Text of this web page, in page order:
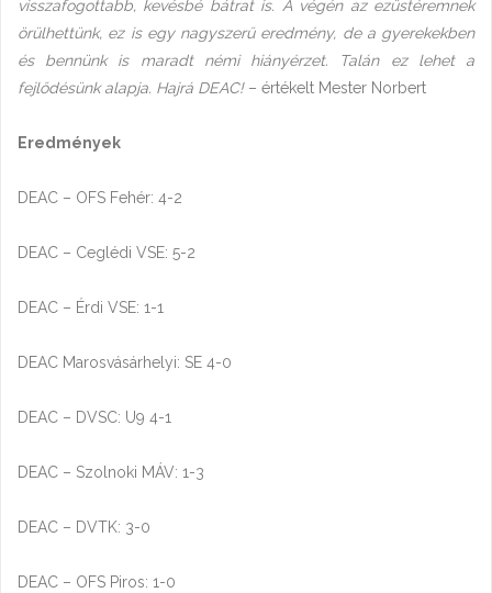
visszafogottabb, kevésbé bátrat is. A végén az ezüstéremnek
örülhettünk, ez is egy nagyszerű eredmény, de a gyerekekben
és bennünk is maradt némi hiányérzet. Talán ez lehet a
fejlődésünk alapja. Hajrá DEAC!– értékelt Mester Norbert
Eredmények
DEAC – OFS Fehér: 4-2
DEAC – Ceglédi VSE: 5-2
DEAC – Érdi VSE: 1-1
DEAC Marosvásárhelyi: SE 4-0
DEAC – DVSC: U9 4-1
DEAC – Szolnoki MÁV: 1-3
DEAC – DVTK: 3-0
DEAC – OFS Piros: 1-0